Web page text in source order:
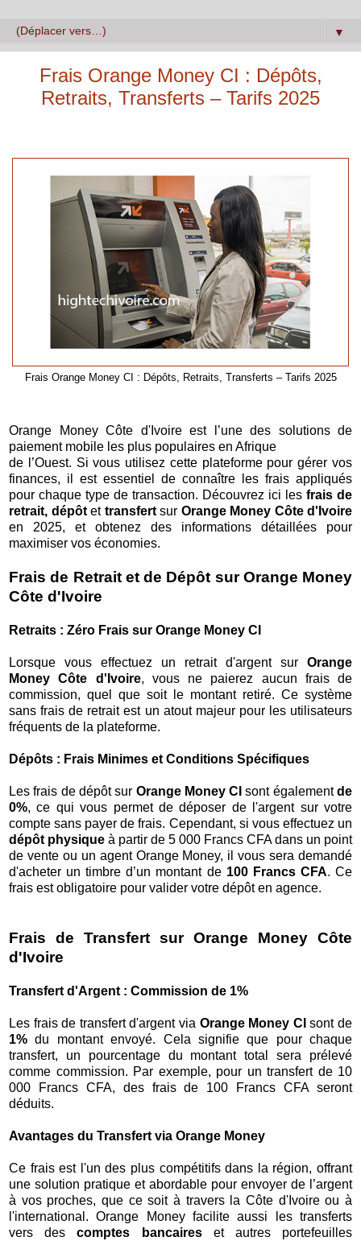
▼
Frais Orange Money CI : Dépôts,
Retraits, Transferts – Tarifs 2025
Frais Orange Money CI : Dépôts, Retraits, Transferts – Tarifs 2025
Orange Money Côte d'Ivoire est l’une des solutions de
paiement mobile les plus populaires en Afrique
de l’Ouest. Si vous utilisez cette plateforme pour gérer vos
finances, il est essentiel de connaître les frais appliqués
pour chaque type de transaction. Découvrez ici les frais de
retrait, dépôtet transfertsur Orange Money Côte d'Ivoire
en 2025, et obtenez des informations détaillées pour
maximiser vos économies.
Frais de Retrait et de Dépôt sur Orange Money
Côte d'Ivoire
Retraits : Zéro Frais sur Orange Money CI
Lorsque vous effectuez un retrait d'argent sur Orange
Money Côte d'Ivoire, vous ne paierez aucun frais de
commission, quel que soit le montant retiré. Ce système
sans frais de retrait est un atout majeur pour les utilisateurs
fréquents de la plateforme.
Dépôts : Frais Minimes et Conditions Spécifiques
Les frais de dépôt sur Orange Money CI sont égalementde
0%, ce qui vous permet de déposer de l'argent sur votre
compte sans payer de frais. Cependant, si vous effectuez un
dépôt physique à partir de 5 000 Francs CFA dans un point
de vente ou un agent Orange Money, il vous sera demandé
d'acheter un timbre d’un montant de 100 Francs CFA. Ce
frais est obligatoire pour valider votre dépôt en agence.
Frais de Transfert sur Orange Money Côte
d'Ivoire
Transfert d'Argent : Commission de 1%
Les frais de transfert d'argent via Orange Money CI sont de
1% du montant envoyé. Cela signifie que pour chaque
transfert, un pourcentage du montant total sera prélevé
comme commission. Par exemple, pour un transfert de 10
000 Francs CFA, des frais de 100 Francs CFA seront
déduits.
Avantages du Transfert via Orange Money
Ce frais est l'un des plus compétitifs dans la région, offrant
une solution pratique et abordable pour envoyer de l’argent
à vos proches, que ce soit à travers la Côte d'Ivoire ou à
l'international. Orange Money facilite aussi les transferts
vers descomptes bancaires et autres portefeuilles